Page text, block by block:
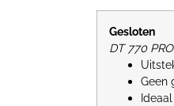
Gesloten
DT 770 PRO
Geen